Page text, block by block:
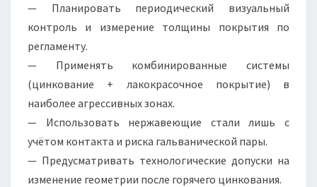
— Планировать периодический визуальный
контроль и измерение толщины покрытия по
регламенту.
— Применять комбинированные системы
(цинкование + лакокрасочное покрытие) в
наиболее агрессивных зонах.
— Использовать нержавеющие стали лишь с
учётом контакта и риска гальванической пары.
— Предусматривать технологические допуски на
изменение геометрии после горячего цинкования.